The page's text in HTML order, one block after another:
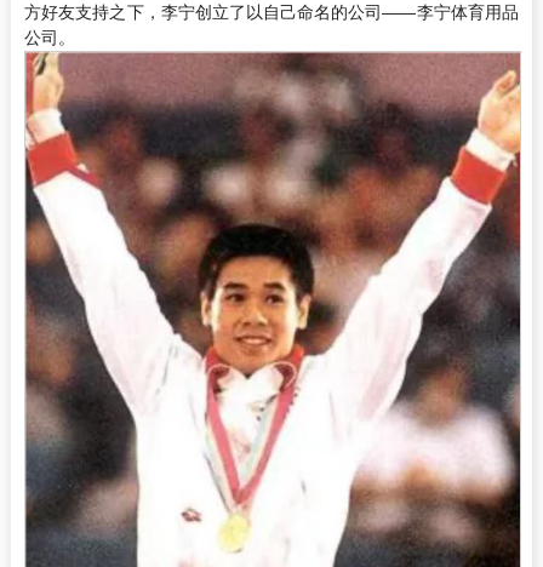
方好友支持之下，李宁创立了以自己命名的公司——李宁体育用品
公司。